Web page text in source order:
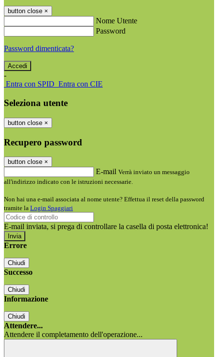
button close ×
Nome Utente
Password
Password dimenticata?
-
Entra con SPID Entra con CIE
Seleziona utente
button close ×
Recupero password
button close ×
E-mail Verrà inviato un messaggio
all'indirizzo indicato con le istruzioni necessarie.
Non hai una e-mail associata al nome utente? Effettua il reset della password
tramite la Login Spaggiari
E-mail inviata, si prega di controllare la casella di posta elettronica!
Errore
Chiudi
Successo
Chiudi
Informazione
Chiudi
Attendere...
Attendere il completamento dell'operazione...